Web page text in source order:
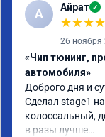
А Айрат ✓
★★★★
26 ноября
«Чип тюнинг,
автомобиля»
Доброго дня и
Сделал stage1
колоссальный,
в разы лучше